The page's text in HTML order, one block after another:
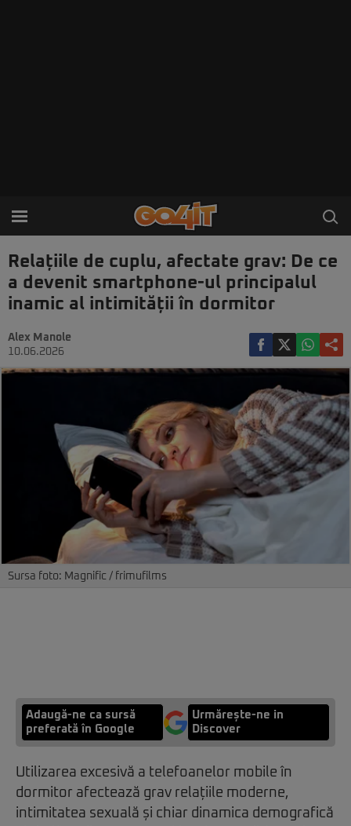
Relațiile de cuplu, afectate grav: De ce
a devenit smartphone-ul principalul
inamic al intimității în dormitor
Alex Manole
10.06.2026
Sursa foto: Magnific / frimufilms
Adaugă-ne ca sursă
preferată în Google
Urmărește-ne in
Discover
Utilizarea excesivă a telefoanelor mobile în
dormitor afectează grav relațiile moderne,
intimitatea sexuală și chiar dinamica demografică